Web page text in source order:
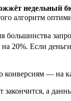
недельный
алгоритм
большинства
20%. Если
— на
а